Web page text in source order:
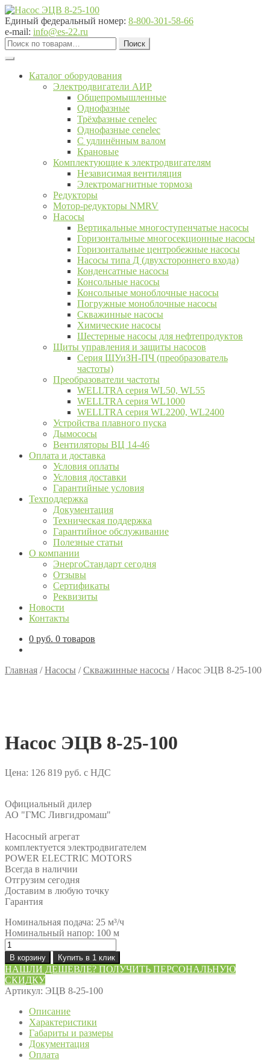
Перейти
к
навигации
Перейти
к
содержимому
Единый федеральный номер: 8-800-301-58-66
e-mail: info@es-22.ru
Искать:
Поиск
Каталог оборудования
Электродвигатели АИР
Общепромышленные
Однофазные
Трёхфазные cenelec
Однофазные cenelec
С удлинённым валом
Крановые
Комплектующие к электродвигателям
Независимая вентиляция
Электромагнитные тормоза
Редукторы
Мотор-редукторы NMRV
Насосы
Вертикальные многоступенчатые насосы
Горизонтальные многосекционные насосы
Горизонтальные центробежные насосы
Насосы типа Д (двухстороннего входа)
Конденсатные насосы
Консольные насосы
Консольные моноблочные насосы
Погружные моноблочные насосы
Скважинные насосы
Химические насосы
Шестерные насосы для нефтепродуктов
Щиты управления и защиты насосов
Серия ЩУиЗН-ПЧ (преобразователь
частоты)
Преобразователи частоты
WELLTRA cерия WL50, WL55
WELLTRA cерия WL1000
WELLTRA серия WL2200, WL2400
Устройства плавного пуска
Дымососы
Вентиляторы ВЦ 14-46
Оплата и доставка
Условия оплаты
Условия доставки
Гарантийные условия
Техподдержка
Документация
Техническая поддержка
Гарантийное обслуживание
Полезные статьи
О компании
ЭнергоСтандарт сегодня
Отзывы
Сертификаты
Реквизиты
Новости
Контакты
0 руб. 0 товаров
Главная /Насосы /Скважинные насосы /Насос ЭЦВ 8-25-100
Насос ЭЦВ 8-25-100
Цена: 126 819 руб. с НДС
Официальный дилер
АО "ГМС Ливгидромаш"
Насосный агрегат
комплектуется электродвигателем
POWER ELECTRIC MOTORS
Всегда в наличии
Отгрузим сегодня
Доставим в любую точку
Гарантия
Номинальная подача: 25 м³/ч
Номинальный напор: 100 м
Количество
товара
Насос
ЭЦВ
8-
25-
В корзину Купить в 1 клик
НАШЛИ ДЕШЕВЛЕ? ПОЛУЧИТЬ ПЕРСОНАЛЬНУЮ
СКИДКУ
Артикул: ЭЦВ 8-25-100
Описание
Характеристики
Габариты и размеры
Документация
Оплата